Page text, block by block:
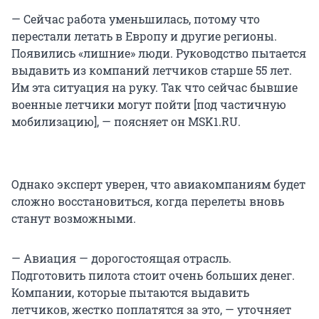
— Сейчас работа уменьшилась, потому что
перестали летать в Европу и другие регионы.
Появились «лишние» люди. Руководство пытается
выдавить из компаний летчиков старше 55 лет.
Им эта ситуация на руку. Так что сейчас бывшие
военные летчики могут пойти [под частичную
мобилизацию], — поясняет он MSK1.RU.
Однако эксперт уверен, что авиакомпаниям будет
сложно восстановиться, когда перелеты вновь
станут возможными.
— Авиация — дорогостоящая отрасль.
Подготовить пилота стоит очень больших денег.
Компании, которые пытаются выдавить
летчиков, жестко поплатятся за это, — уточняет